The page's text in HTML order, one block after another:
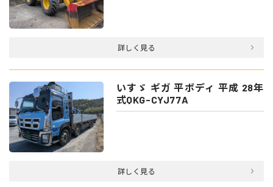
詳しく見る
いすゞ ギガ 平ボディ 平成 28年
式QKG-CYJ77A
詳しく見る